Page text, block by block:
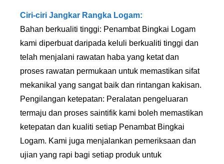
Ciri-ciri Jangkar Rangka Logam:
Bahan berkualiti tinggi: Penambat Bingkai Logam
kami diperbuat daripada keluli berkualiti tinggi dan
telah menjalani rawatan haba yang ketat dan
proses rawatan permukaan untuk memastikan sifat
mekanikal yang sangat baik dan rintangan kakisan.
Pengilangan ketepatan: Peralatan pengeluaran
termaju dan proses saintifik kami boleh memastikan
ketepatan dan kualiti setiap Penambat Bingkai
Logam. Kami juga menjalankan pemeriksaan dan
ujian yang rapi bagi setiap produk untuk